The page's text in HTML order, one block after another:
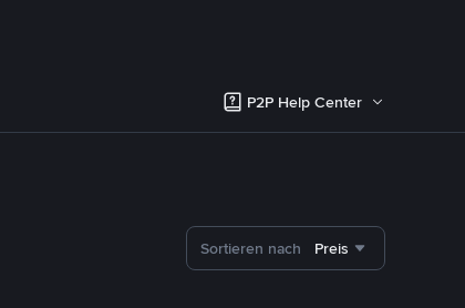
P2P Help Center
Sortieren nach Preis